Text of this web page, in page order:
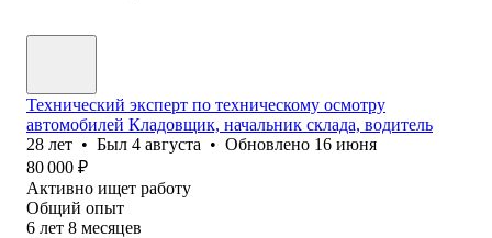
Технический эксперт по техническому осмотру
автомобилей Кладовщик, начальник склада, водитель
28 лет • Был 4 августа • Обновлено 16 июня
80 000 ₽
Активно ищет работу
Общий опыт
6 лет 8 месяцев